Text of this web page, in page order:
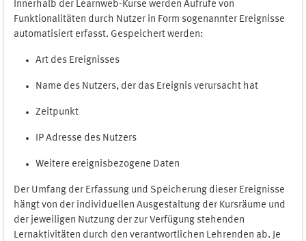
Innerhalb der Learnweb-Kurse werden Aufrufe von
Funktionalitäten durch Nutzer in Form sogenannter Ereignisse
automatisiert erfasst. Gespeichert werden:
Art des Ereignisses
Name des Nutzers, der das Ereignis verursacht hat
Zeitpunkt
IP Adresse des Nutzers
Weitere ereignisbezogene Daten
Der Umfang der Erfassung und Speicherung dieser Ereignisse
hängt von der individuellen Ausgestaltung der Kursräume und
der jeweiligen Nutzung der zur Verfügung stehenden
Lernaktivitäten durch den verantwortlichen Lehrenden ab. Je